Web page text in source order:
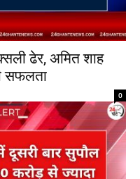
ढेर, अमित शाह
सफलता
0